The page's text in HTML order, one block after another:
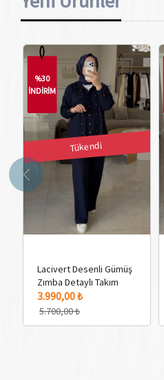
%30
İNDİRİM
Tükendi
Lacivert Desenli Gümüş
Zımba Detaylı Takım
3.990,00 ₺
5.700,00 ₺